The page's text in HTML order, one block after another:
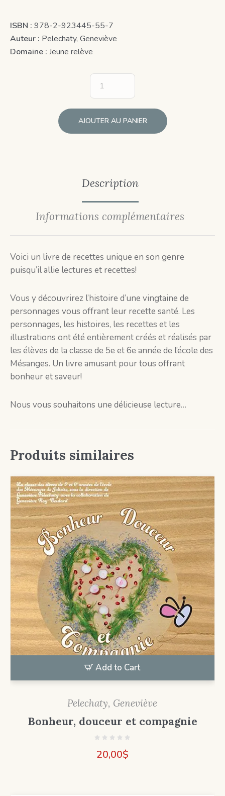
ISBN : 978-2-923445-55-7
Auteur : Pelechaty, Geneviève
Domaine : Jeune relève
AJOUTER AU PANIER
Description
Informations complémentaires
Voici un livre de recettes unique en son genre
puisqu’il allie lectures et recettes!
Vous y découvrirez l’histoire d’une vingtaine de
personnages vous offrant leur recette santé. Les
personnages, les histoires, les recettes et les
illustrations ont été entièrement créés et réalisés par
les élèves de la classe de 5e et 6e année de l’école des
Mésanges. Un livre amusant pour tous offrant
bonheur et saveur!
Nous vous souhaitons une délicieuse lecture…
Produits similaires
Add to Cart
Pelechaty, Geneviève
Bonheur, douceur et compagnie
20,00$